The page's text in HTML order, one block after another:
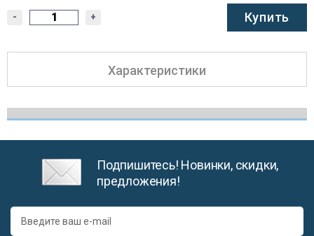
- + Купить
Характеристики
Подпишитесь! Новинки, скидки,
предложения!